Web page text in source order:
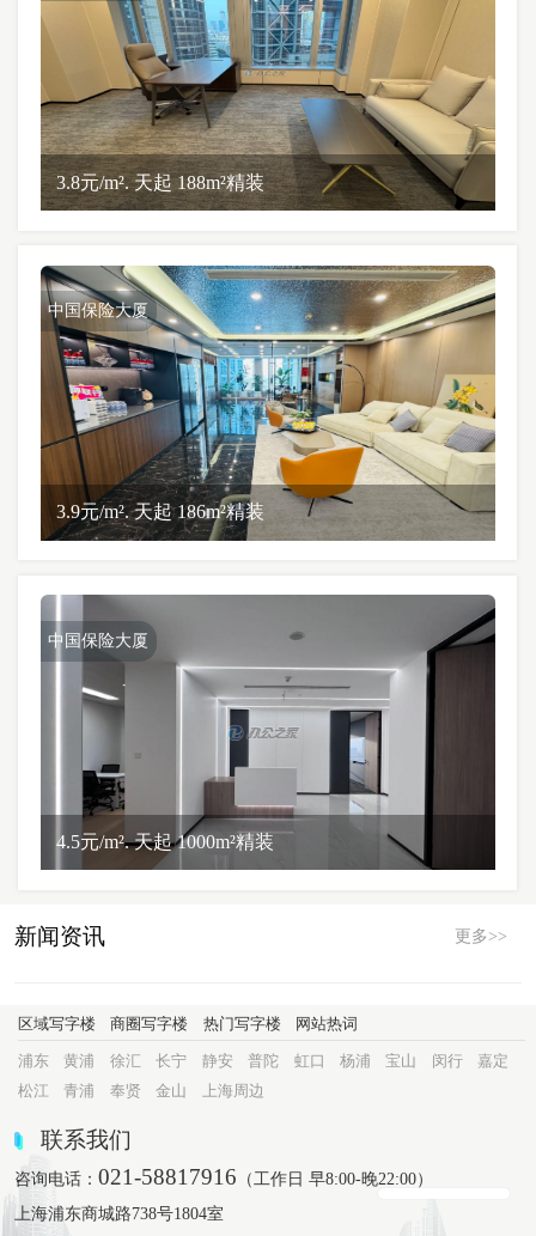
3.8元/m². 天起 188m²精装
中国保险大厦
3.9元/m². 天起 186m²精装
中国保险大厦
4.5元/m². 天起 1000m²精装
新闻资讯 更多>>
区域写字楼 商圈写字楼 热门写字楼 网站热词
浦东 黄浦 徐汇 长宁 静安 普陀 虹口 杨浦 宝山 闵行
嘉定
松江
青浦 奉贤 金山 上海周边
联系我们
咨询电话：021-58817916 （工作日 早8:00-晚22:00）
上海浦东商城路738号1804室